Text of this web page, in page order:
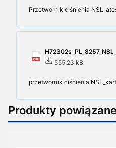
Przetwornik ciśnienia
555.23 kB
przetwornik ciśnienia
Produkty powiązane